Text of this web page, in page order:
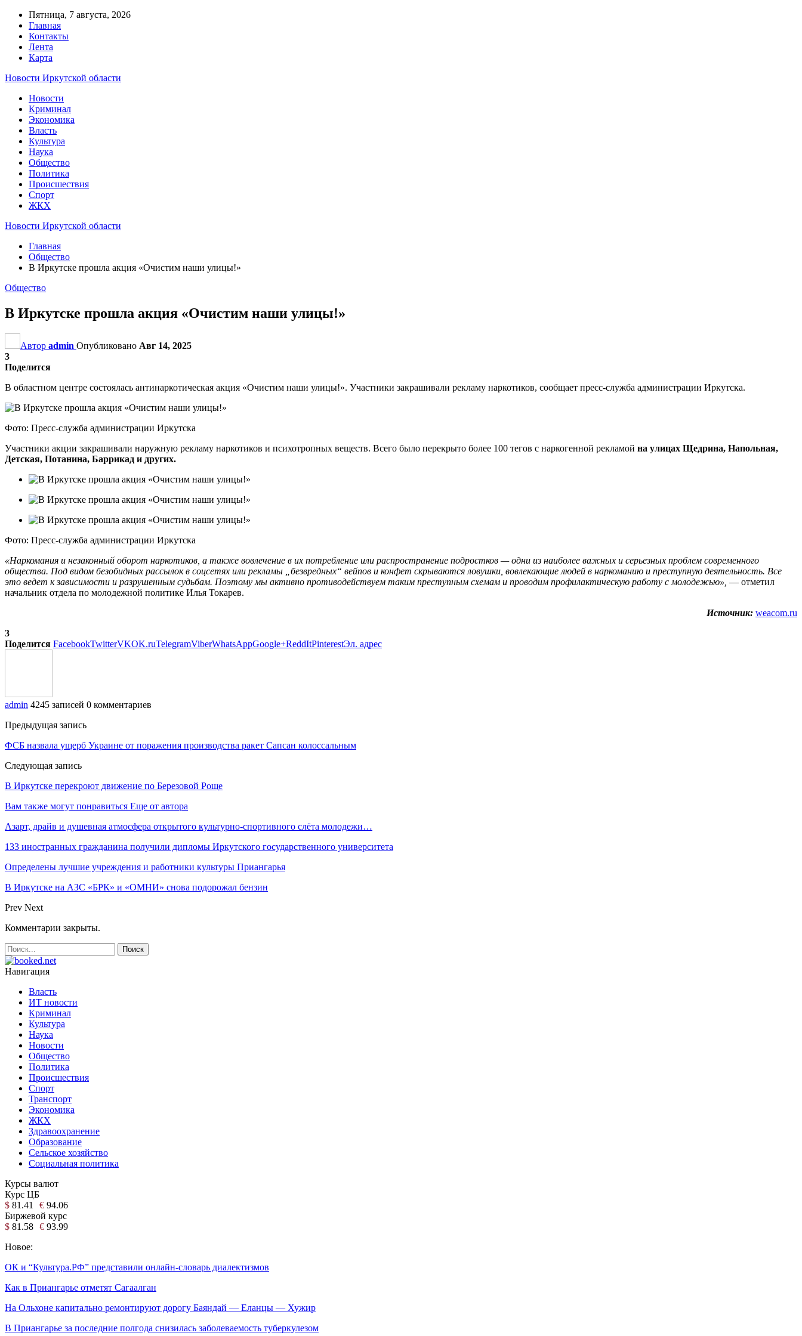
Пятница, 7 августа, 2026
Главная
Контакты
Лента
Карта
Новости Иркутской области
Новости
Криминал
Экономика
Власть
Культура
Наука
Общество
Политика
Происшествия
Спорт
ЖКХ
Новости Иркутской области
Главная
Общество
В Иркутске прошла акция «Очистим наши улицы!»
Общество
В Иркутске прошла акция «Очистим наши улицы!»
Автор admin Опубликовано Авг 14, 2025
3
Поделится
В областном центре состоялась антинаркотическая акция «Очистим наши улицы!». Участники закрашивали рекламу наркотиков, сообщает пресс-служба администрации Иркутска.
Фото: Пресс-служба администрации Иркутска
Участники акции закрашивали наружную рекламу наркотиков и психотропных веществ. Всего было перекрыто более 100 тегов с наркогенной рекламой на улицах Щедрина, Напольная,
Детская, Потанина, Баррикад и других.
Фото: Пресс-служба администрации Иркутска
«Наркомания и незаконный оборот наркотиков, а также вовлечение в их потребление или распространение подростков — одни из наиболее важных и серьезных проблем современного
общества. Под видом безобидных рассылок в соцсетях или рекламы „безвредных“ вейпов и конфет скрываются ловушки, вовлекающие людей в наркоманию и преступную деятельность. Все
это ведет к зависимости и разрушенным судьбам. Поэтому мы активно противодействуем таким преступным схемам и проводим профилактическую работу с молодежью», — отметил
начальник отдела по молодежной политике Илья Токарев.
Источник: weacom.ru
3
Поделится FacebookTwitterVKOK.ruTelegramViberWhatsAppGoogle+ReddItPinterestЭл. адрес
admin 4245 записей 0 комментариев
Предыдущая запись
ФСБ назвала ущерб Украине от поражения производства ракет Сапсан колоссальным
Следующая запись
В Иркутске перекроют движение по Березовой Роще
Вам также могут понравиться Еще от автора
Азарт, драйв и душевная атмосфера открытого культурно-спортивного слёта молодежи…
133 иностранных гражданина получили дипломы Иркутского государственного университета
Определены лучшие учреждения и работники культуры Приангарья
В Иркутске на АЗС «БРК» и «ОМНИ» снова подорожал бензин
Prev Next
Комментарии закрыты.
Навигация
Власть
ИТ новости
Криминал
Культура
Наука
Новости
Общество
Политика
Происшествия
Спорт
Транспорт
Экономика
ЖКХ
Здравоохранение
Образование
Сельское хозяйство
Социальная политика
Курсы валют
Курс ЦБ
$ 81.41 € 94.06
Биржевой курс
$ 81.58 € 93.99
Новое:
ОК и “Культура.РФ” представили онлайн-словарь диалектизмов
Как в Приангарье отметят Сагаалган
На Ольхоне капитально ремонтируют дорогу Баяндай — Еланцы — Хужир
В Приангарье за последние полгода снизилась заболеваемость туберкулезом